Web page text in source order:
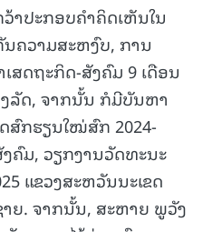
າປະກອບຄໍາຄິດເຫັນໃນ
ຄວາມສະຫງົບ, ການ
ດຖະກິດ-ສັງຄົມ 9 ເດືອນ
ລັດ, ຈາກນັ້ນ ກໍມີບັນຫາ
ສົກຮຽນໃໝ່ສົກ 2024-
ຄົມ, ວຽກງານວັດທະນະ
ແຂວງສະຫວັນນະເຂດ
ຍ. ຈາກນັ້ນ, ສະຫາຍ ພູວັງ